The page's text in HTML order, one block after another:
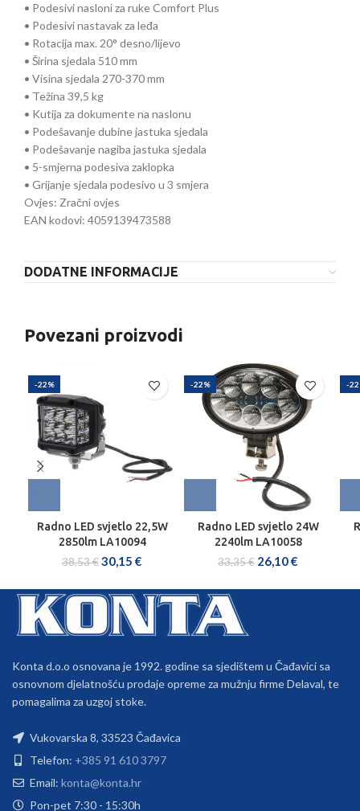
• Podesivi nasloni za ruke Comfort Plus
• Podesivi nastavak za leđa
• Rotacija max. 20° desno/lijevo
• Širina sjedala 510 mm
• Visina sjedala 270-370 mm
• Težina 39,5 kg
• Kutija za dokumente na naslonu
• Podešavanje dubine jastuka sjedala
• Podešavanje nagiba jastuka sjedala
• 5-smjerna podesiva zaklopka
• Grijanje sjedala podesivo u 3 smjera
Ovjes: Zračni ovjes
EAN kodovi: 4059139473588
DODATNE INFORMACIJE
Povezani proizvodi
-22%
Radno LED svjetlo 22,5W
2850lm LA10094
38,53€30,15 €
-22%
Radno LED svjetlo 24W
2240lm LA10058
33,35€ 26,10€
-
Konta d.o.o osnovana je 1992. godine sa sjedištem u Čađavici sa
osnovnom djelatnošću prodaje opreme za mužnju firme Delaval, te
pomagalima za uzgoj stoke.
Vukovarska 8, 33523 Čađavica
Telefon: +385 91 610 3797
Email: konta@konta.hr
Pon-pet 7:30 - 15:30h